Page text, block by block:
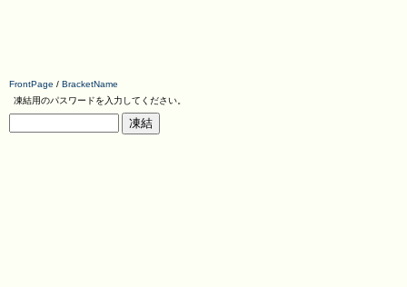
FrontPage / BracketName
凍結用のパスワードを入力してください。